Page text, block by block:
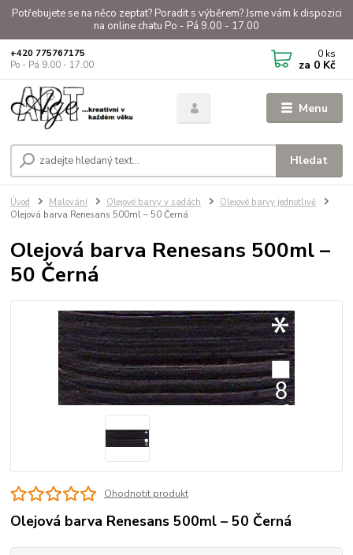
Potřebujete se na něco zeptat? Poradit s výběrem? Jsme vám k dispozici
na online chatu Po - Pá 9.00 - 17.00
Menu
Hledat
+420 775767175
Po - Pá 9.00 - 17.00
0 ks
za 0 Kč
Úvod Malování Olejové barvy v sadách
Olejové barvy jednotlivě
Olejová barva Renesans 500ml – 50 Černá
Olejová barva Renesans 500ml –
50 Černá
Ohodnotit produkt
Olejová barva Renesans 500ml – 50 Černá